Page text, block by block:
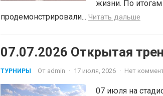
жизни. По
продемонстрировали... Читать дальше
07.07.2026 Открытая
ТУРНИРЫ От admin · 17 июля, 2026 · Нет
07 июля на